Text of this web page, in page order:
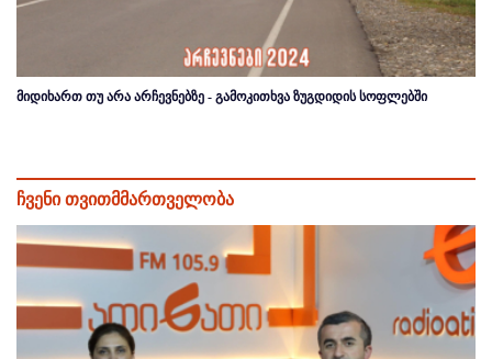
მიდიხართ თუ არა არჩევნებზე - გამოკითხვა ზუგდიდის სოფლებში
ჩვენი თვითმმართველობა